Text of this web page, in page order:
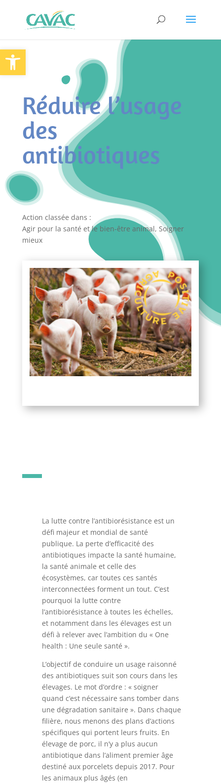
Ouvrir la barre d’outils
Réduire l’usage
des
antibiotiques
Agir pour la santé et le bien-être animal, Soigner
mieux
La lutte contre l’antibiorésistance est un
défi majeur et mondial de santé
publique. La perte d’efficacité des
antibiotiques impacte la santé humaine,
la santé animale et celle des
écosystèmes, car toutes ces santés
interconnectées forment un tout. C’est
pourquoi la lutte contre
l’antibiorésistance à toutes les échelles,
et notamment dans les élevages est un
défi à relever avec l’ambition du « One
health : Une seule santé ».
L’objectif de conduire un usage raisonné
des antibiotiques suit son cours dans les
élevages. Le mot d’ordre : « soigner
quand c’est nécessaire sans tomber dans
une dégradation sanitaire ». Dans chaque
filière, nous menons des plans d’actions
spécifiques qui portent leurs fruits. En
élevage de porc, il n’y a plus aucun
antibiotique dans l’aliment premier âge
destiné aux porcelets depuis 2017. Pour
les animaux plus âgés (en